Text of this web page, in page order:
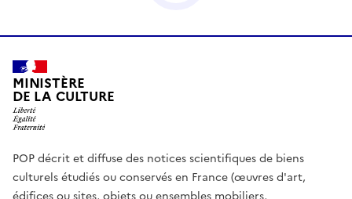
MINISTÈRE
DE LA CULTURE
POP décrit et diffuse des notices scientifiques de biens
culturels étudiés ou conservés en France (œuvres d'art,